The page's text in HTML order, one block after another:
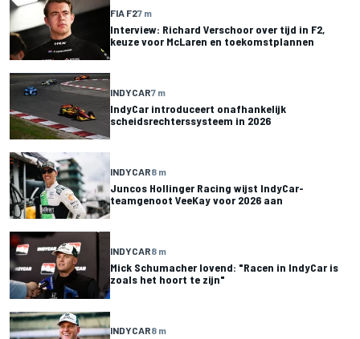
FIA F27 m
Interview: Richard Verschoor over tijd in F2,
keuze voor McLaren en toekomstplannen
INDYCAR7 m
IndyCar introduceert onafhankelijk
scheidsrechterssysteem in 2026
INDYCAR8 m
Juncos Hollinger Racing wijst IndyCar-
teamgenoot VeeKay voor 2026 aan
INDYCAR8 m
Mick Schumacher lovend: "Racen in IndyCar is
zoals het hoort te zijn"
INDYCAR8 m